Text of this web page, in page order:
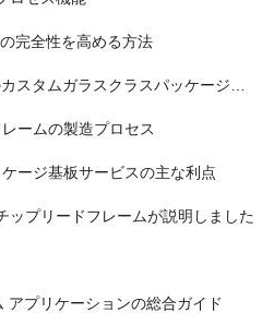
完全性を高める方法
タムガラスクラスパッケージ基板
ームの製造プロセス
ージ基板サービスの主な利点
ップリードフレームが説明しました
アプリケーションの総合ガイド